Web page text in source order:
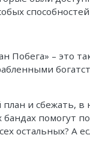
Побега» – это
и сбежать,
помогут
остальных? А